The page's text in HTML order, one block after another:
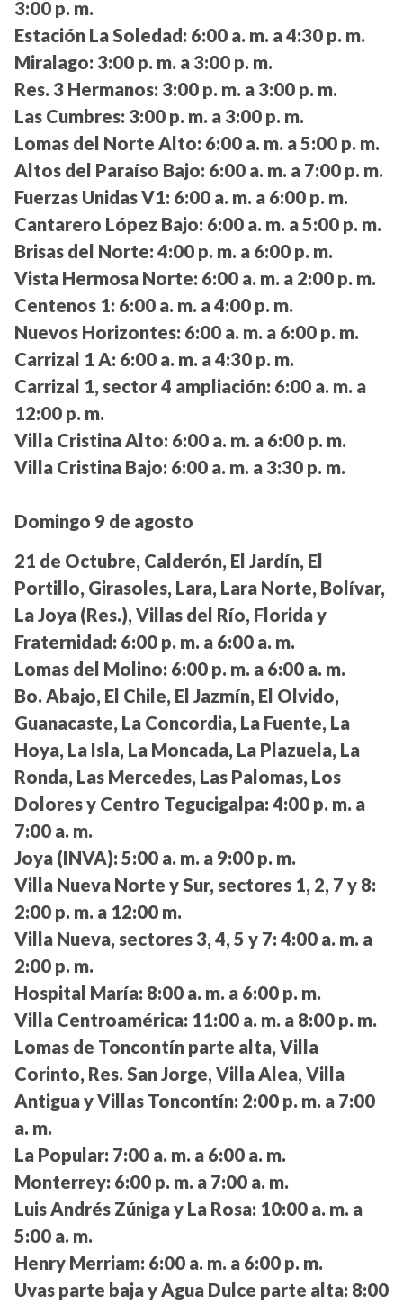
3:00 p. m.
Estación La Soledad: 6:00 a. m. a 4:30 p. m.
Miralago: 3:00 p. m. a 3:00 p. m.
Res. 3 Hermanos: 3:00 p. m. a 3:00 p. m.
Las Cumbres: 3:00 p. m. a 3:00 p. m.
Lomas del Norte Alto: 6:00 a. m. a 5:00 p. m.
Altos del Paraíso Bajo: 6:00 a. m. a 7:00 p. m.
Fuerzas Unidas V1: 6:00 a. m. a 6:00 p. m.
Cantarero López Bajo: 6:00 a. m. a 5:00 p. m.
Brisas del Norte: 4:00 p. m. a 6:00 p. m.
Vista Hermosa Norte: 6:00 a. m. a 2:00 p. m.
Centenos 1: 6:00 a. m. a 4:00 p. m.
Nuevos Horizontes: 6:00 a. m. a 6:00 p. m.
Carrizal 1 A: 6:00 a. m. a 4:30 p. m.
Carrizal 1, sector 4 ampliación: 6:00 a. m. a
12:00 p. m.
Villa Cristina Alto: 6:00 a. m. a 6:00 p. m.
Villa Cristina Bajo: 6:00 a. m. a 3:30 p. m.
Domingo 9 de agosto
21 de Octubre, Calderón, El Jardín, El
Portillo, Girasoles, Lara, Lara Norte, Bolívar,
La Joya (Res.), Villas del Río, Florida y
Fraternidad: 6:00 p. m. a 6:00 a. m.
Lomas del Molino: 6:00 p. m. a 6:00 a. m.
Bo. Abajo, El Chile, El Jazmín, El Olvido,
Guanacaste, La Concordia, La Fuente, La
Hoya, La Isla, La Moncada, La Plazuela, La
Ronda, Las Mercedes, Las Palomas, Los
Dolores y Centro Tegucigalpa: 4:00 p. m. a
7:00 a. m.
Joya (INVA): 5:00 a. m. a 9:00 p. m.
Villa Nueva Norte y Sur, sectores 1, 2, 7 y 8:
2:00 p. m. a 12:00 m.
Villa Nueva, sectores 3, 4, 5 y 7: 4:00 a. m. a
2:00 p. m.
Hospital María: 8:00 a. m. a 6:00 p. m.
Villa Centroamérica: 11:00 a. m. a 8:00 p. m.
Lomas de Toncontín parte alta, Villa
Corinto, Res. San Jorge, Villa Alea, Villa
Antigua y Villas Toncontín: 2:00 p. m. a 7:00
a. m.
La Popular: 7:00 a. m. a 6:00 a. m.
Monterrey: 6:00 p. m. a 7:00 a. m.
Luis Andrés Zúniga y La Rosa: 10:00 a. m. a
5:00 a. m.
Henry Merriam: 6:00 a. m. a 6:00 p. m.
Uvas parte baja y Agua Dulce parte alta: 8:00